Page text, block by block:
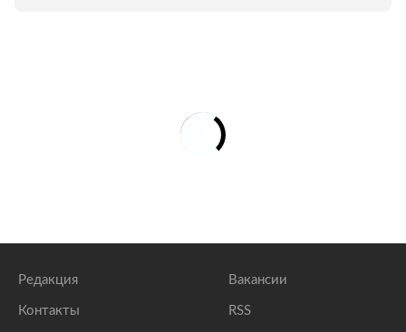
Редакция
Контакты
Вакансии
RSS